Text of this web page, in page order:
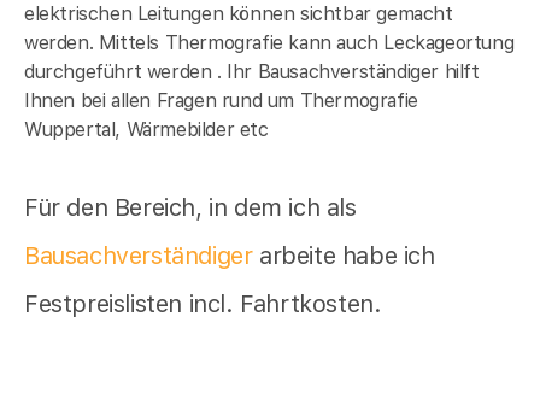
elektrischen Leitungen können sichtbar gemacht
werden. Mittels Thermografie kann auch Leckageortung
durchgeführt werden . Ihr Bausachverständiger hilft
Ihnen bei allen Fragen rund um Thermografie
Wuppertal, Wärmebilder etc
Für den Bereich, in dem ich als
Bausachverständigerarbeite habe ich
Festpreislisten incl. Fahrtkosten.